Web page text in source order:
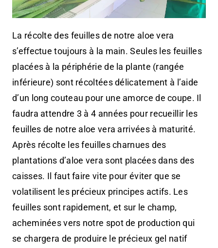
La récolte des feuilles de notre aloe vera
s’effectue toujours à la main. Seules les feuilles
placées à la périphérie de la plante (rangée
inférieure) sont récoltées délicatement à l’aide
d’un long couteau pour une amorce de coupe. Il
faudra attendre 3 à 4 années pour recueillir les
feuilles de notre aloe vera arrivées à maturité.
Après récolte les feuilles charnues des
plantations d’aloe vera sont placées dans des
caisses. Il faut faire vite pour éviter que se
volatilisent les précieux principes actifs. Les
feuilles sont rapidement, et sur le champ,
acheminées vers notre spot de production qui
se chargera de produire le précieux gel natif